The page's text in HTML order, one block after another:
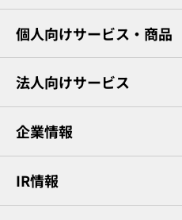
個人向けサービス・商品
法人向けサービス
企業情報
IR情報